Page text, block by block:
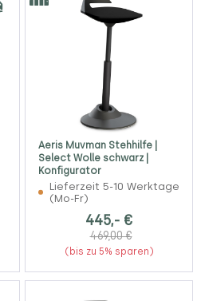
Aeris Muvman Stehhilfe |
Select Wolle schwarz |
Konfigurator
Lieferzeit 5-10 Werktage
(Mo-Fr)
445,- €
469,00 €
(bis zu 5% sparen)